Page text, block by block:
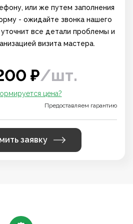
или же путем заполнения
- ожидайте звонка нашего
все детали проблемы и
визита мастера.
₽/шт.
цена?
Предоставляем гарантию
заявку